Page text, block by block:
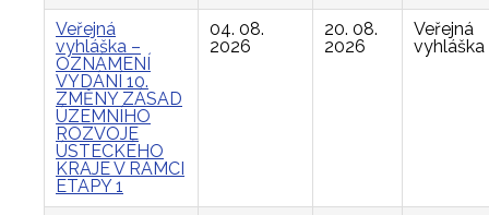
Veřejná
vyhláška –
OZNÁMENÍ
VYDÁNÍ 10.
ZMĚNY ZÁSAD
ÚZEMNÍHO
ROZVOJE
ÚSTECKÉHO
KRAJE V RÁMCI
ETAPY 1
04. 08.
2026
20. 08.
2026
Veřejná
vyhláška